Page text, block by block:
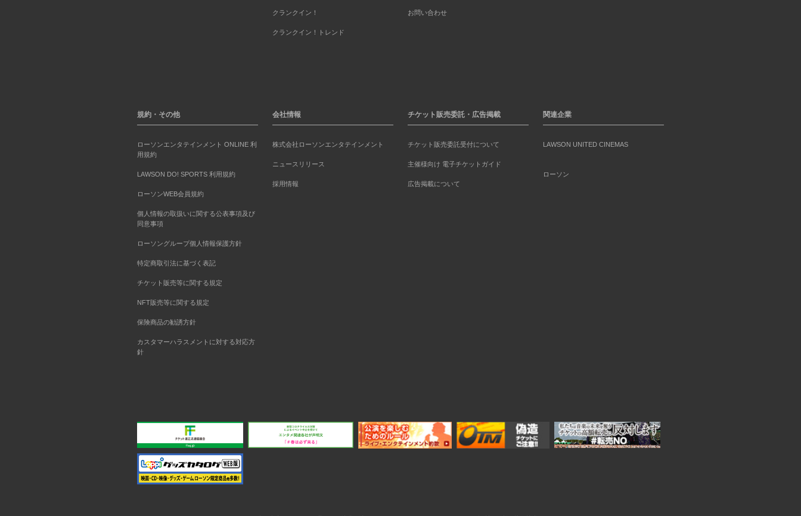
クランクイン！
クランクイン！トレンド
お問い合わせ
規約・その他
ローソンエンタテインメント ONLINE 利
用規約
LAWSON DO! SPORTS 利用規約
ローソンWEB会員規約
個人情報の取扱いに関する公表事項及び
同意事項
ローソングループ個人情報保護方針
特定商取引法に基づく表記
チケット販売等に関する規定
NFT販売等に関する規定
保険商品の勧誘方針
カスタマーハラスメントに対する対応方
針
会社情報
株式会社ローソンエンタテインメント
ニュースリリース
採用情報
チケット販売委託・広告掲載
チケット販売委託受付について
主催様向け 電子チケットガイド
広告掲載について
関連企業
LAWSON UNITED CINEMAS
ローソン